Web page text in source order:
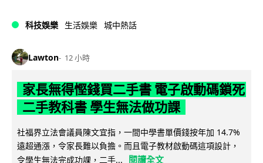
科技娛樂 生活娛樂 城中熱話
Lawton 12 小時
家長無得慳錢買二手書 電子啟動碼鎖死
二手教科書 學生無法做功課
社福界立法會議員陳文宜指，一間中學書單價錢按年加 14.7%
遠超通漲，令家長難以負擔。而且電子教材啟動碼這項設計，
令學生無法完成功課，二手...
閱讀全文